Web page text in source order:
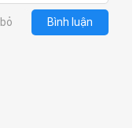
Bình luận